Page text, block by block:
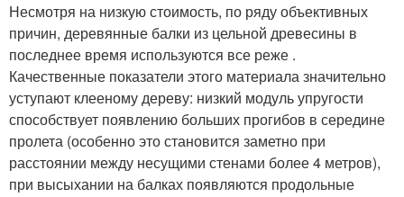
Несмотря на низкую стоимость, по ряду объективных
причин, деревянные балки из цельной древесины в
последнее время используются все реже .
Качественные показатели этого материала значительно
уступают клееному дереву: низкий модуль упругости
способствует появлению больших прогибов в середине
пролета (особенно это становится заметно при
расстоянии между несущими стенами более 4 метров),
при высыхании на балках появляются продольные